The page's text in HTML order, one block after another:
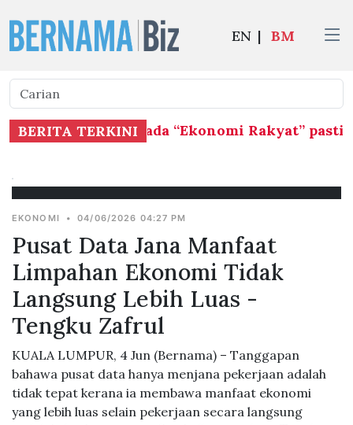
EN | BM
BERITA TERKINI
penekanan kepada “Ekonomi Rakyat”
EKONOMI • 04/06/2026 04:27 PM
Pusat Data Jana Manfaat
Limpahan Ekonomi Tidak
Langsung Lebih Luas -
Tengku Zafrul
KUALA LUMPUR, 4 Jun (Bernama) – Tanggapan
bahawa pusat data hanya menjana pekerjaan adalah
tidak tepat kerana ia membawa manfaat ekonomi
yang lebih luas selain pekerjaan secara langsung